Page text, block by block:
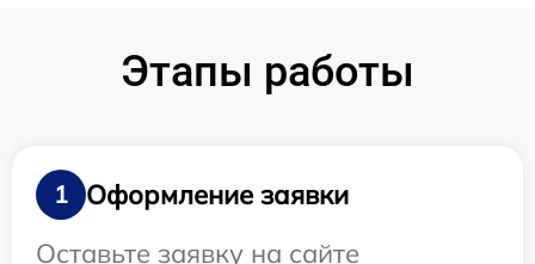
Этапы работы
1
Оформление заявки
Оставьте заявку на сайте